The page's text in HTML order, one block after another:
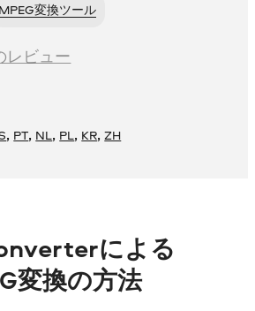
MPEG変換ツール
レビュー
, PT, NL, PL, KR,ZH
による
変換の方法